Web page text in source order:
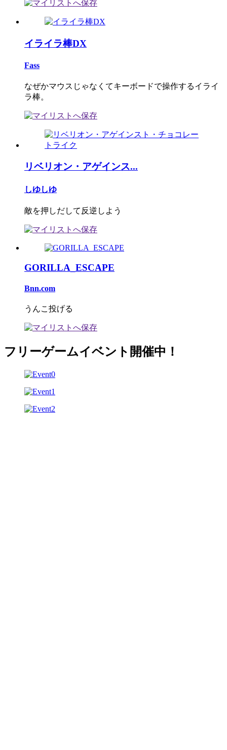
イライラ棒DX
Fass
なぜかマウスじゃなくてキーボードで操作するイライ
ラ棒。
リベリオン・アゲインス...
しゆしゆ
敵を押しだして反逆しよう
GORILLA_ESCAPE
Bnn.com
うんこ投げる
フリーゲームイベント開催中！